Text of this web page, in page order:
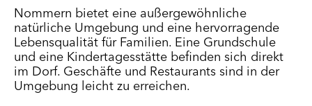
Nommern bietet eine außergewöhnliche
natürliche Umgebung und eine hervorragende
Lebensqualität für Familien. Eine Grundschule
und eine Kindertagesstätte befinden sich direkt
im Dorf. Geschäfte und Restaurants sind in der
Umgebung leicht zu erreichen.